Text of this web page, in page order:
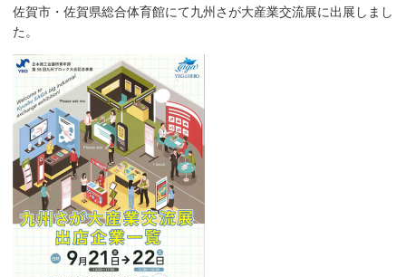
佐賀市・佐賀県総合体育館にて九州さが大産業交流展に出展しまし
た。